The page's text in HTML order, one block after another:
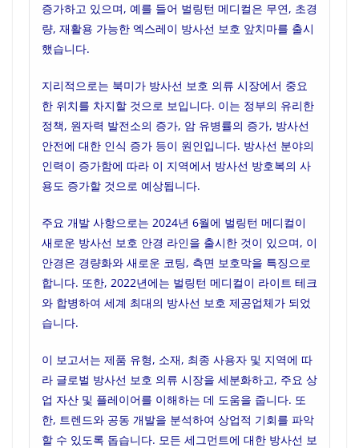
증가하고 있으며, 예를 들어 벌링턴 메디컬은 무연, 초경
량, 재활용 가능한 엑스레이 방사선 보호 앞치마를 출시
했습니다.
지리적으로는 북미가 방사선 보호 의류 시장에서 중요
한 위치를 차지할 것으로 보입니다. 이는 정부의 유리한
정책, 원자력 발전소의 증가, 암 유병률의 증가, 방사선
안전에 대한 인식 증가 등이 원인입니다. 방사선 분야의
인력이 증가함에 따라 이 지역에서 방사선 방호복의 사
용도 증가할 것으로 예상됩니다.
주요 개발 사항으로는 2024년 6월에 벌링턴 메디컬이
새로운 방사선 보호 안경 라인을 출시한 것이 있으며, 이
안경은 경량화와 새로운 코팅, 측면 보호막을 특징으로
합니다. 또한, 2022년에는 벌링턴 메디컬이 라이트 테크
와 합병하여 세계 최대의 방사선 보호 제공업체가 되었
습니다.
이 보고서는 제품 유형, 소재, 최종 사용자 및 지역에 따
라 글로벌 방사선 보호 의류 시장을 세분화하고, 주요 상
업 자산 및 플레이어를 이해하는 데 도움을 줍니다. 또
한, 트렌드와 공동 개발을 분석하여 상업적 기회를 파악
할 수 있도록 돕습니다. 모든 세그먼트에 대한 방사선 보